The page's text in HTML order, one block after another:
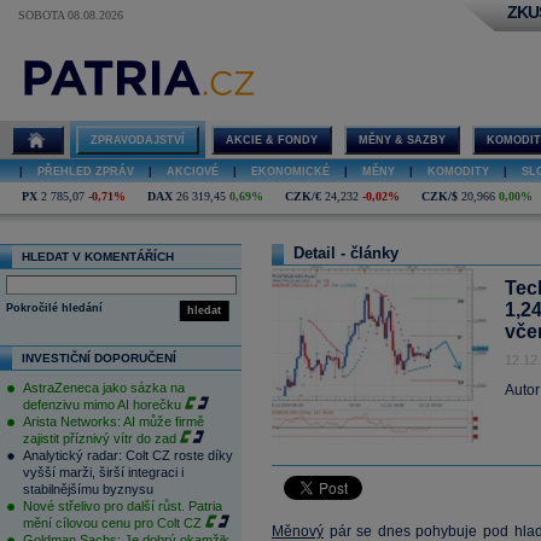
SOBOTA 08.08.2026
ZPRAVODAJSTVÍ AKCIE & FONDY MĚNY & SAZBY
PŘEHLED ZPRÁV AKCIOVÉ EKONOMICKÉ MĚNY KOMODITY
PX 2 785,07 -0,71% DAX 26 319,45 0,69% CZK/€ 24,232 -0,02% CZK/$ 20,966 0,00%
HLEDAT V KOMENTÁŘÍCH
hledat
Pokročilé hledání
INVESTIČNÍ DOPORUČENÍ
AstraZeneca jako sázka na
defenzivu mimo AI horečku
Arista Networks: AI může firmě
zajistit příznivý vítr do zad
Analytický radar: Colt CZ roste díky
vyšší marži, širší integraci i
stabilnějšímu byznysu
Nové střelivo pro další růst. Patria
mění cílovou cenu pro Colt CZ
Detail - články
Měnový pár se dnes pohybuje pod